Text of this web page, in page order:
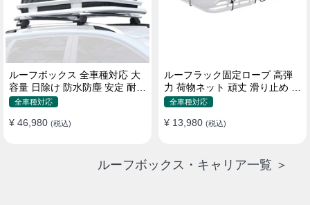
ルーフボックス 全車種対応 大
容量 日除け 防水防塵 安定 耐久
使い便利 折畳式 車用ラゲッジ
全車種対応
¥ 46,980 (税込)
ルーフラック固定ロープ 高弾
力 荷物ネット 頑丈 滑り止め ス
トラップ付き ベースキャリア
全車種対応
¥ 13,980 (税込)
ルーフボックス・キャリア一覧 ＞